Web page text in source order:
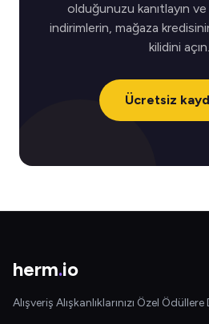
olduğunuzu kanıtlayın
indirimlerin, mağaza
kilidini açın.
Ücretsiz
herm.io
Alışveriş Alışkanlıklarınızı Özel